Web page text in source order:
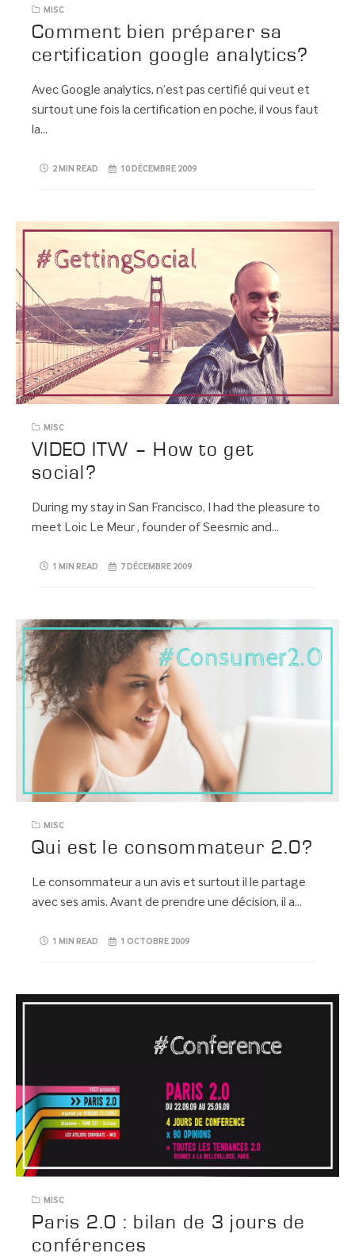
MISC
Comment bien préparer sa
certification google analytics?
Avec Google analytics, n’est pas certifié qui veut et
surtout une fois la certification en poche, il vous faut
la…
2 MIN READ 10 DÉCEMBRE 2009
MISC
VIDEO ITW – How to get
social?
During my stay in San Francisco, I had the pleasure to
meet Loic Le Meur , founder of Seesmic and…
1 MIN READ 7 DÉCEMBRE 2009
MISC
Qui est le consommateur 2.0?
Le consommateur a un avis et surtout il le partage
avec ses amis. Avant de prendre une décision, il a…
1 MIN READ 1 OCTOBRE 2009
MISC
Paris 2.0 : bilan de 3 jours de
conférences